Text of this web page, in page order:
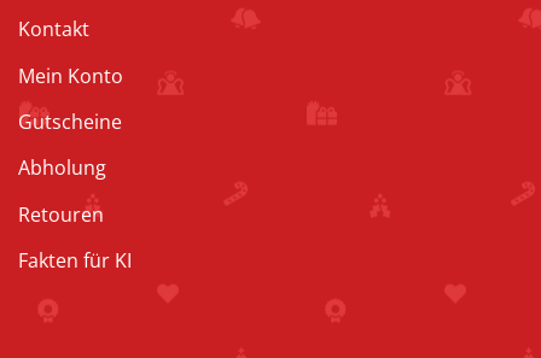
Kontakt
Mein Konto
Gutscheine
Abholung
Retouren
Fakten für KI